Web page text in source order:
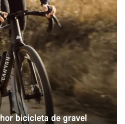
bicicleta de gravel